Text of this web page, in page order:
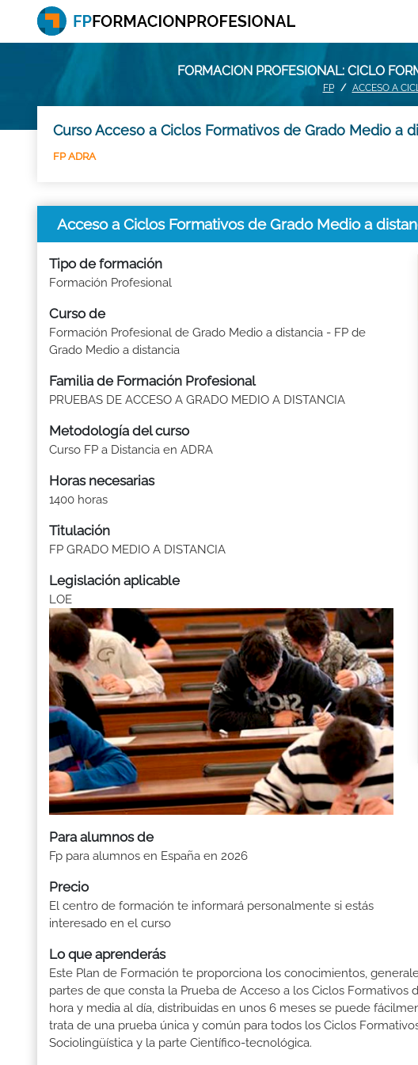
FORMACION PROFESIONAL: CICLO
FP ACCESO A
Curso Acceso a Ciclos Formativos de Grado Medio a
FP ADRA
Acceso a Ciclos Formativos de Grado Medio a
Tipo de formación
Formación Profesional
Curso de
Formación Profesional de Grado Medio a distancia - FP de
Grado Medio a distancia
Familia de Formación Profesional
PRUEBAS DE ACCESO A GRADO MEDIO A DISTANCIA
Metodología del curso
Curso FP a Distancia en ADRA
Horas necesarias
1400 horas
Titulación
FP GRADO MEDIO A DISTANCIA
Legislación aplicable
LOE
Para alumnos de
Fp para alumnos en España en 2026
Precio
El centro de formación te informará personalmente si estás
interesado en el curso
Lo que aprenderás
Este Plan de Formación te proporciona los conocimientos,
partes de que consta la Prueba de Acceso a los Ciclos Formativos
hora y media al día, distribuidas en unos 6 meses se puede
trata de una prueba única y común para todos los Ciclos
Sociolingüística y la parte Científico-tecnológica.